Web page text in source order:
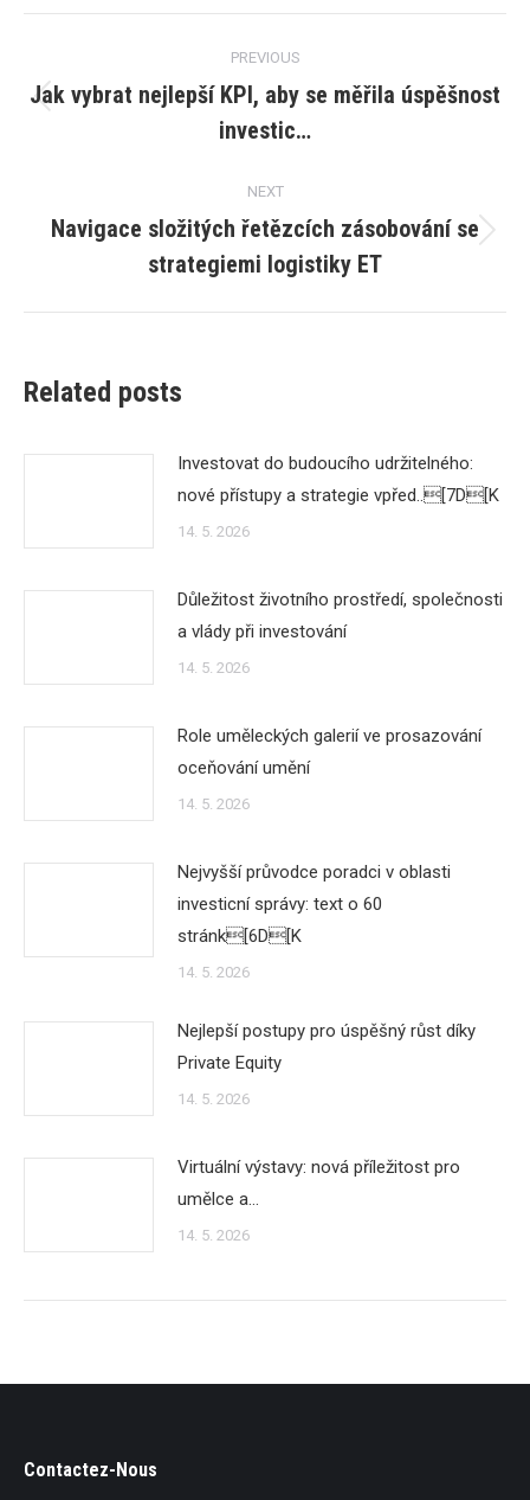
navigation
PREVIOUS
Previous
post:
Jak vybrat nejlepší KPI, aby se měřila úspěšnost
investic…
NEXT
Next
post:
Navigace složitých řetězcích zásobování se
strategiemi logistiky ET
Related posts
Investovat do budoucího udržitelného:
nové přístupy a strategie vpřed..[7D[K
14. 5. 2026
Důležitost životního prostředí, společnosti
a vlády při investování
14. 5. 2026
Role uměleckých galerií ve prosazování
oceňování umění
14. 5. 2026
Nejvyšší průvodce poradci v oblasti
investicní správy: text o 60
stránk[6D[K
14. 5. 2026
Nejlepší postupy pro úspěšný růst díky
Private Equity
14. 5. 2026
Virtuální výstavy: nová příležitost pro
umělce a…
14. 5. 2026
Contactez-Nous